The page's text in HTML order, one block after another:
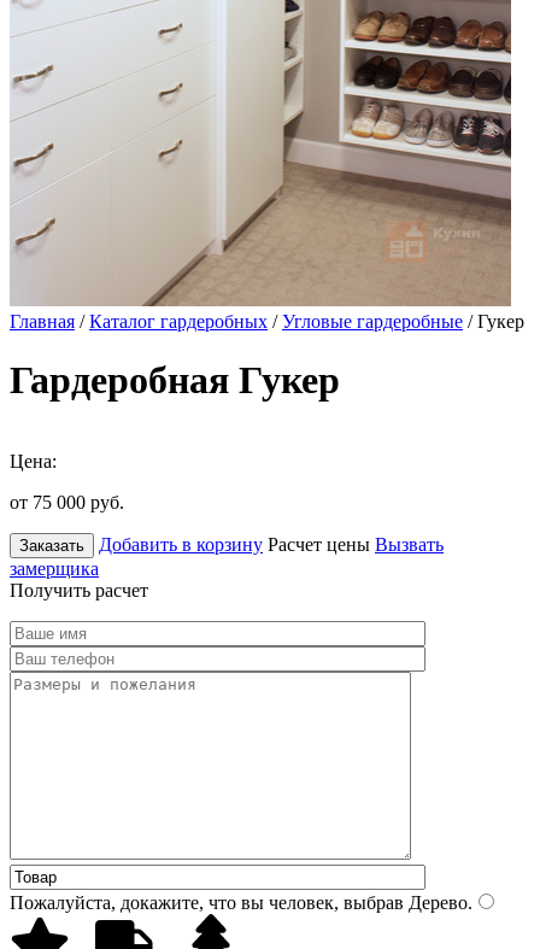
Главная /Каталог гардеробных /Угловые гардеробные / Гукер
Гардеробная Гукер
Цена:
от 75 000 руб.
Заказать Добавить в корзину Расчет цены Вызвать
замерщика
Получить расчет
Пожалуйста, докажите, что вы человек, выбрав Дерево.